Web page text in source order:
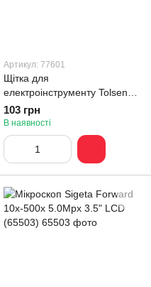
Артикул: 77601
Щітка для
електроінструменту Tolsen
чашка 75 мм М14,
гофрований латунований
дріт 0.3 мм (77601)
103 грн
В наявності